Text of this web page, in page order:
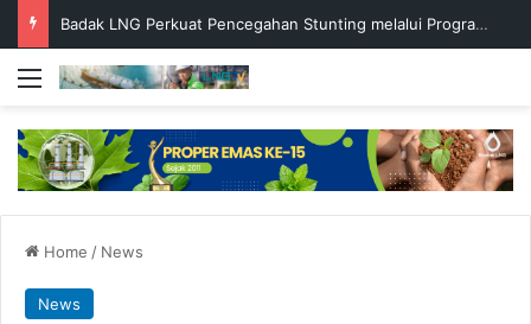
Badak LNG Perkuat Pencegahan Stunting melalui Program Akar Ranting
Menu
Home / News
News